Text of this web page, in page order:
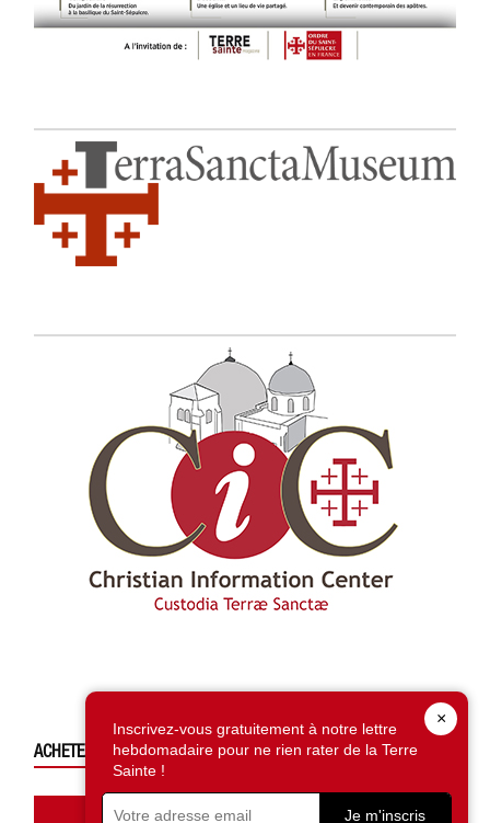
ACHETEZ CE NUMÉRO
Accédez à la boutique
×
Inscrivez-vous gratuitement à notre lettre
hebdomadaire pour ne rien rater de la Terre
Sainte !
Je m'inscris